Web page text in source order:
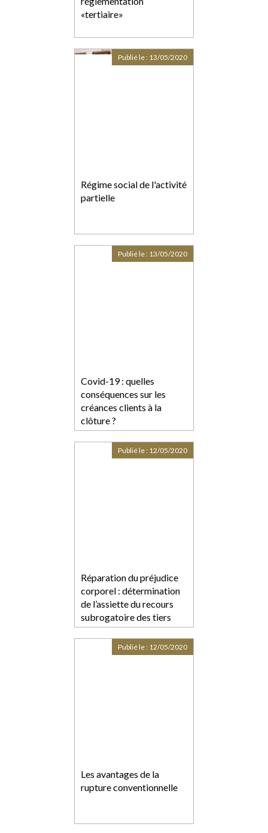
«tertiaire»
Régime social de l'activité
partielle
Publié le : 13/05/2020
Covid-19 : quelles
conséquences sur les
créances clients à la
clôture ?
Publié le : 13/05/2020
Réparation du préjudice
corporel : détermination
de l’assiette du recours
subrogatoire des tiers
payeurs
Publié le : 12/05/2020
Les avantages de la
rupture conventionnelle
Publié le : 12/05/2020